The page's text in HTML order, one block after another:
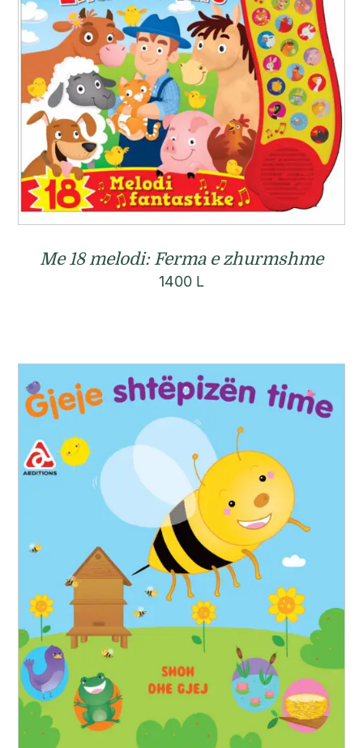
Me 18 melodi: Ferma e zhurmshme
1400 L